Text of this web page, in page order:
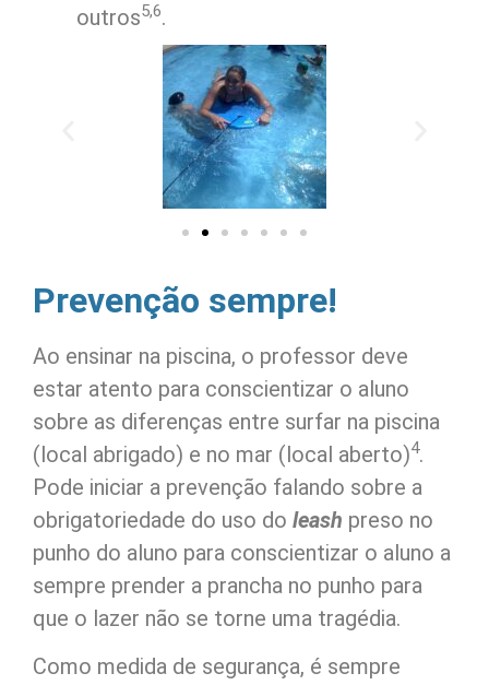
outros5,6.
Prevenção sempre!
Ao ensinar na piscina, o professor deve
estar atento para conscientizar o aluno
sobre as diferenças entre surfar na piscina
(local abrigado) e no mar (local aberto)4.
Pode iniciar a prevenção falando sobre a
obrigatoriedade do uso do leash preso no
punho do aluno para conscientizar o aluno a
sempre prender a prancha no punho para
que o lazer não se torne uma tragédia.
Como medida de segurança, é sempre